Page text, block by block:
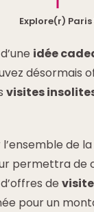
Explore(r) Paris
idée
désormais
visites
de la
permettra de
de
pour un